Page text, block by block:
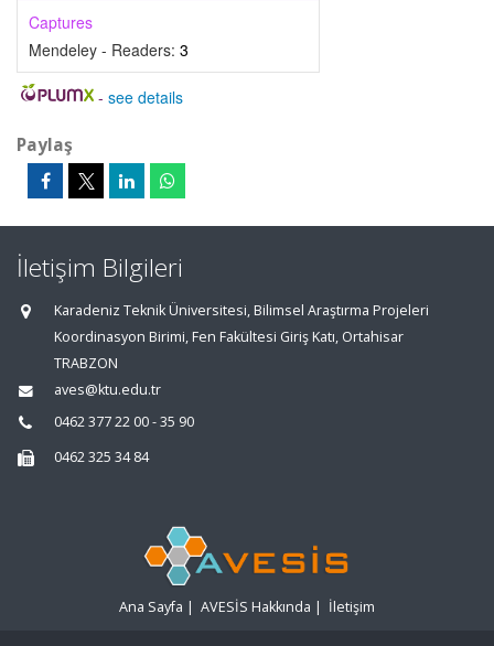
Captures
Mendeley - Readers: 3
- see details
Paylaş
İletişim Bilgileri
Karadeniz Teknik Üniversitesi, Bilimsel Araştırma Projeleri
Koordinasyon Birimi, Fen Fakültesi Giriş Katı, Ortahisar
TRABZON
aves@ktu.edu.tr
0462 377 22 00 - 35 90
0462 325 34 84
Ana Sayfa | AVESİS Hakkında | İletişim